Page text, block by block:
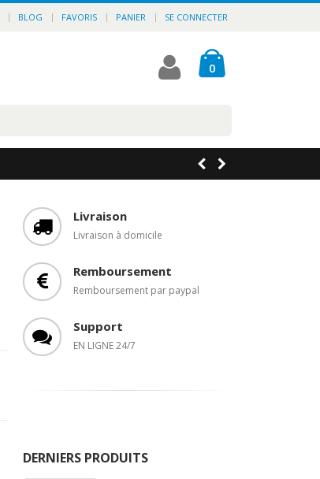
BLOG FAVORIS PANIER SE CONNECTER
0
Livraison
Livraison à domicile
Remboursement
Remboursement par paypal
Support
EN LIGNE 24/7
DERNIERS PRODUITS